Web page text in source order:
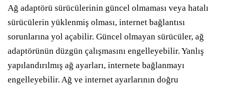
Ağ adaptörü sürücülerinin güncel olmaması veya hatalı
sürücülerin yüklenmiş olması, internet bağlantısı
sorunlarına yol açabilir. Güncel olmayan sürücüler, ağ
adaptörünün düzgün çalışmasını engelleyebilir. Yanlış
yapılandırılmış ağ ayarları, internete bağlanmayı
engelleyebilir. Ağ ve internet ayarlarının doğru